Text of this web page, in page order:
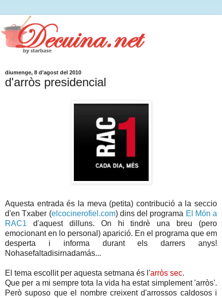
diumenge, 8 d’agost del 2010
d'arròs presidencial
Aquesta entrada és la meva (petita) contribució a la seccio
d'en Txaber (elcocinerofiel.com) dins del programa El Món a
RAC1 d'aquest dilluns. On hi tindrè una breu (pero
emocionant en lo personal) aparició. En el programa que em
desperta i informa durant els darrers anys!
Nohasefaltadisirnadamás...
El tema escollit per aquesta setmana és l'arròs sec.
Que per a mi sempre tota la vida ha estat simplement 'arròs'.
Però suposo que el nombre creixent d'arrossos caldosos i